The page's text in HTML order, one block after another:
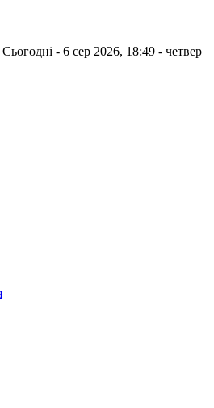
Сьогодні - 6 сер 2026, 18:49 - четвер